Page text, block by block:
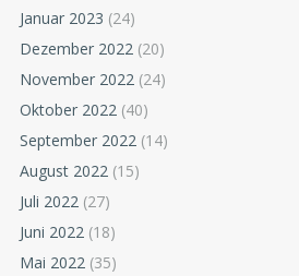
Januar 2023 (24)
Dezember 2022 (20)
November 2022 (24)
Oktober 2022 (40)
September 2022 (14)
August 2022 (15)
Juli 2022 (27)
Juni 2022 (18)
Mai 2022 (35)